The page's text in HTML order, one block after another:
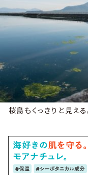
桜島もくっきりと見える